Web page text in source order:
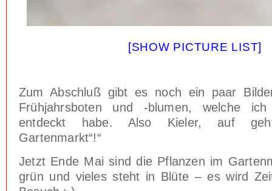
[SHOW PICTURE LIST]
Zum Abschluß gibt es noch ein paar
Frühjahrsboten und -blumen, welche
entdeckt habe. Also Kieler, auf
Gartenmarkt“!“
Jetzt Ende Mai sind die Pflanzen im
grün und vieles steht in Blüte – es wird